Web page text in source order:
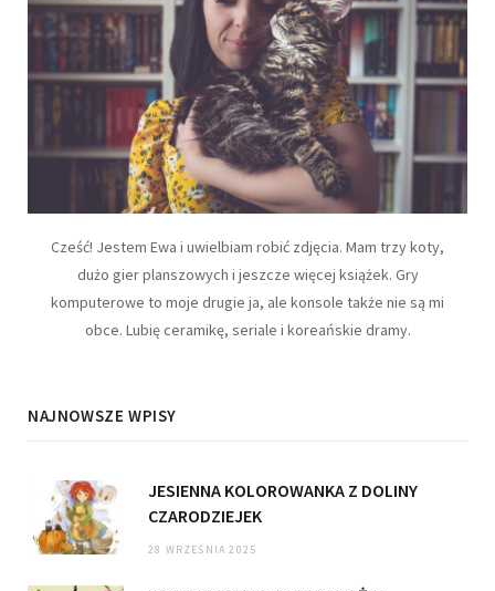
Cześć! Jestem Ewa i uwielbiam robić zdjęcia. Mam trzy koty,
dużo gier planszowych i jeszcze więcej książek. Gry
komputerowe to moje drugie ja, ale konsole także nie są mi
obce. Lubię ceramikę, seriale i koreańskie dramy.
NAJNOWSZE WPISY
JESIENNA KOLOROWANKA Z DOLINY
CZARODZIEJEK
28 WRZEŚNIA 2025